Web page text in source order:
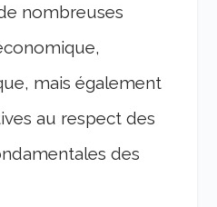
nombreuses
mais également
au respect des
des